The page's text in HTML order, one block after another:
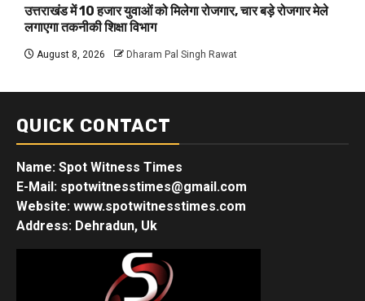
उत्तराखंड में 10 हजार युवाओं को मिलेगा रोजगार, चार बड़े रोजगार मेले
लगाएगा तकनीकी शिक्षा विभाग
August 8, 2026 Dharam Pal Singh Rawat
QUICK CONTACT
Name: Spot Witness Times
E-Mail: spotwitnesstimes@gmail.com
Website: www.spotwitnesstimes.com
Address: Dehradun, Uk